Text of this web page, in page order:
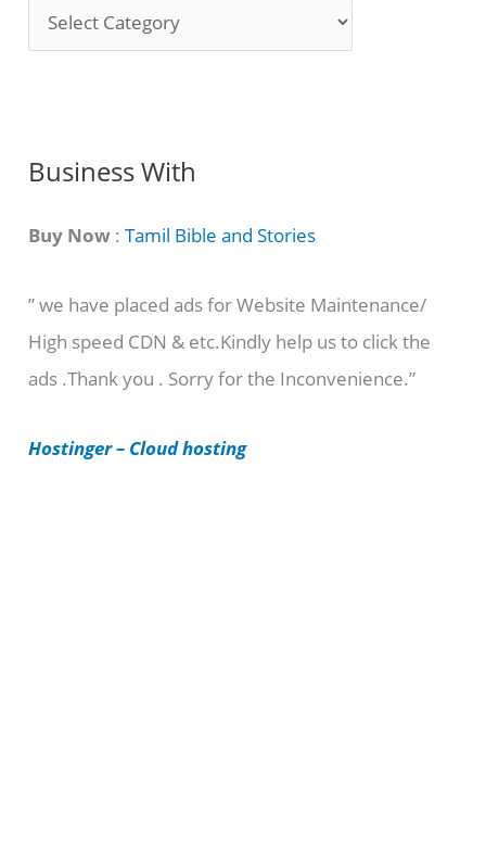
o
C
t
g
o
r
e
Business With
Buy Now :Tamil Bible and Stories
” we have placed ads for Website Maintenance/
High speed CDN & etc.Kindly help us to click the
ads .Thank you . Sorry for the Inconvenience.”
Hostinger – Cloud hosting